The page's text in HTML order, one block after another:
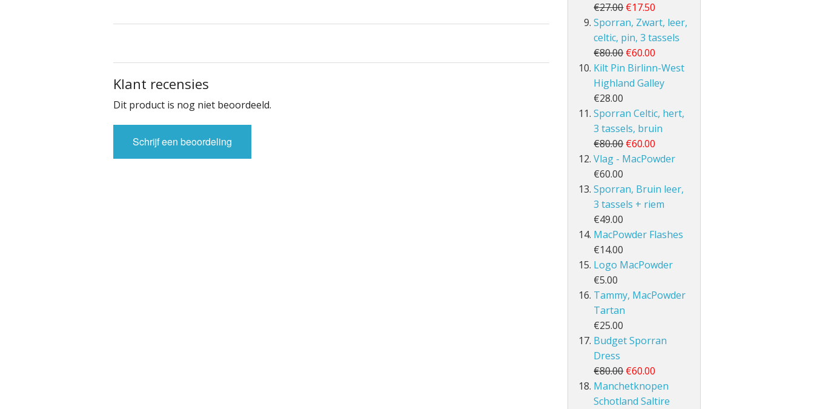
Klant recensies
Dit product is nog niet beoordeeld.
Schrijf een beoordeling
€27.00 €17.50
Sporran, Zwart, leer,
celtic, pin, 3 tassels
€80.00 €60.00
Kilt Pin Birlinn-West
Highland Galley
€28.00
Sporran Celtic, hert,
3 tassels, bruin
€80.00 €60.00
Vlag - MacPowder
€60.00
Sporran, Bruin leer,
3 tassels + riem
€49.00
MacPowder Flashes
€14.00
Logo MacPowder
€5.00
Tammy, MacPowder
Tartan
€25.00
Budget Sporran
Dress
€80.00 €60.00
Manchetknopen
Schotland Saltire